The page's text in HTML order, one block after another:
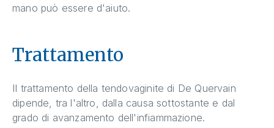
mano può essere d'aiuto.
Trattamento
Il trattamento della tendovaginite di De Quervain
dipende, tra l'altro, dalla causa sottostante e dal
grado di avanzamento dell'infiammazione.